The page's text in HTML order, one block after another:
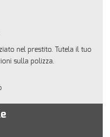
nel prestito. Tutela il tuo
sulla polizza.